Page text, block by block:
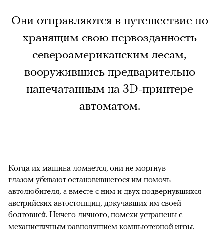
Они отправляются в путешествие по
хранящим свою первозданность
североамериканским лесам,
вооружившись предварительно
напечатанным на 3D-принтере
автоматом.
Когда их машина ломается, они не моргнув
глазом убивают остановившегося им помочь
автолюбителя, а вместе с ним и двух подвернувшихся
австрийских автостопщиц, докучавших им своей
болтовней. Ничего личного, помехи устранены с
механистичным равнодушием компьютерной игры,